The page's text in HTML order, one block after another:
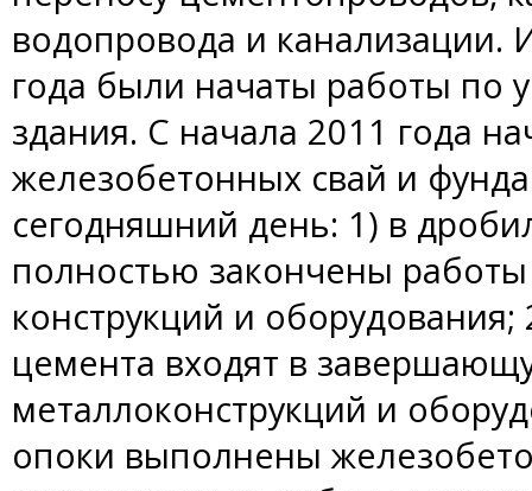
водопровода и канализации.
года были начаты работы по
здания. С начала 2011 года
железобетонных свай и
сегодняшний день: 1) в
полностью закончены
конструкций и
цемента входят в
металлоконструкций и
опоки выполнены